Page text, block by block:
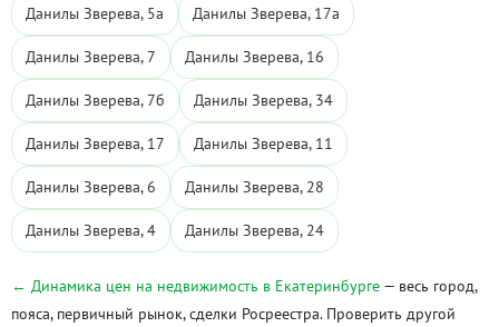
Данилы Зверева, 5а Данилы Зверева, 17а
Данилы Зверева, 7 Данилы Зверева, 16
Данилы Зверева, 7б Данилы Зверева, 34
Данилы Зверева, 17 Данилы Зверева, 11
Данилы Зверева, 6 Данилы Зверева, 28
Данилы Зверева, 4 Данилы Зверева, 24
← Динамика цен на недвижимость в Екатеринбурге — весь город,
пояса, первичный рынок, сделки Росреестра. Проверить другой